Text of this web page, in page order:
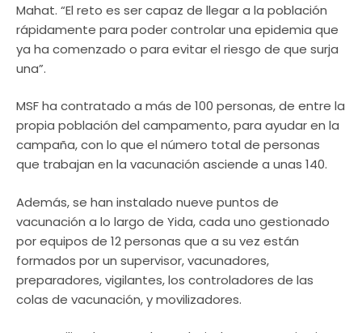
Mahat. “El reto es ser capaz de llegar a la población
rápidamente para poder controlar una epidemia que
ya ha comenzado o para evitar el riesgo de que surja
una”.
MSF ha contratado a más de 100 personas, de entre la
propia población del campamento, para ayudar en la
campaña, con lo que el número total de personas
que trabajan en la vacunación asciende a unas 140.
Además, se han instalado nueve puntos de
vacunación a lo largo de Yida, cada uno gestionado
por equipos de 12 personas que a su vez están
formados por un supervisor, vacunadores,
preparadores, vigilantes, los controladores de las
colas de vacunación, y movilizadores.